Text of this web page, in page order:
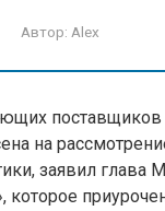
Автор: Alex
на
заявил глава